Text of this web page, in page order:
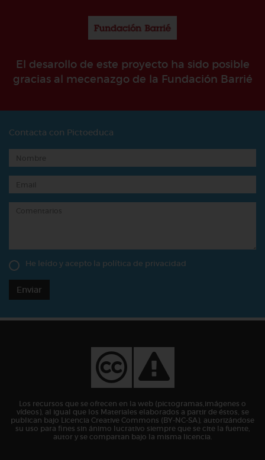
El desarollo de este proyecto ha sido posible
gracias al mecenazgo de la Fundación Barrié
Contacta con Pictoeduca
He leído y acepto la política de privacidad
Enviar
Los recursos que se ofrecen en la web (pictogramas,imágenes o
vídeos), al igual que los Materiales elaborados a partir de éstos, se
publican bajo Licencia Creative Commons (BY-NC-SA), autorizándose
su uso para fines sin ánimo lucrativo siempre que se cite la fuente,
autor y se compartan bajo la misma licencia.